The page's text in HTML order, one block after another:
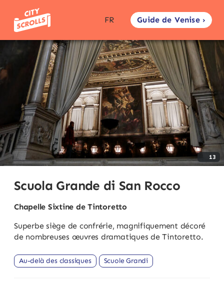
FR Guide de Venise ›
13
Scuola Grande di San Rocco
Chapelle Sixtine de Tintoretto
Superbe siège de confrérie, magnifiquement décoré
de nombreuses œuvres dramatiques de Tintoretto.
Au-delà des classiques Scuole Grandi